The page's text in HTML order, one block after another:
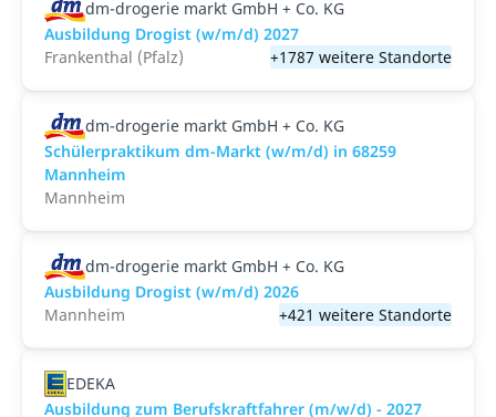
dm-drogerie markt GmbH + Co. KG
Ausbildung Drogist (w/m/d) 2027
Frankenthal (Pfalz)
+1787 weitere Standorte
dm-drogerie markt GmbH + Co. KG
Schülerpraktikum dm-Markt (w/m/d) in 68259
Mannheim
Mannheim
dm-drogerie markt GmbH + Co. KG
Ausbildung Drogist (w/m/d) 2026
Mannheim
+421 weitere Standorte
EDEKA
Ausbildung zum Berufskraftfahrer (m/w/d) - 2027